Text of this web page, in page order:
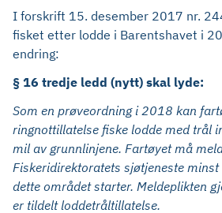
I forskrift 15. desember 2017 nr.
fisket etter lodde i Barentshavet i
endring:
§ 16 tredje ledd (nytt) skal lyde:
Som en prøveordning i 2018 kan
ringnottillatelse fiske lodde med trål
mil av grunnlinjene. Fartøyet må
Fiskeridirektoratets sjøtjeneste
dette området starter. Meldeplikten
er tildelt loddetråltillatelse.